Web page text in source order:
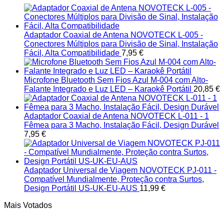
Adaptador Coaxial de Antena NOVOTECK L-005 -
Conectores Múltiplos para Divisão de Sinal, Instalação
Fácil, Alta Compatibilidade 7,95 €
Microfone Bluetooth Sem Fios Azul M-004 com Alto-
Falante Integrado e Luz LED – Karaokê Portátil 20,85 €
Adaptador Coaxial de Antena NOVOTECK L-011 - 1
Fêmea para 3 Macho, Instalação Fácil, Design Durável
7,95 €
Adaptador Universal de Viagem NOVOTECK PJ-011 -
Compatível Mundialmente, Proteção contra Surtos,
Design Portátil US-UK-EU-AUS 11,99 €
Mais Votados